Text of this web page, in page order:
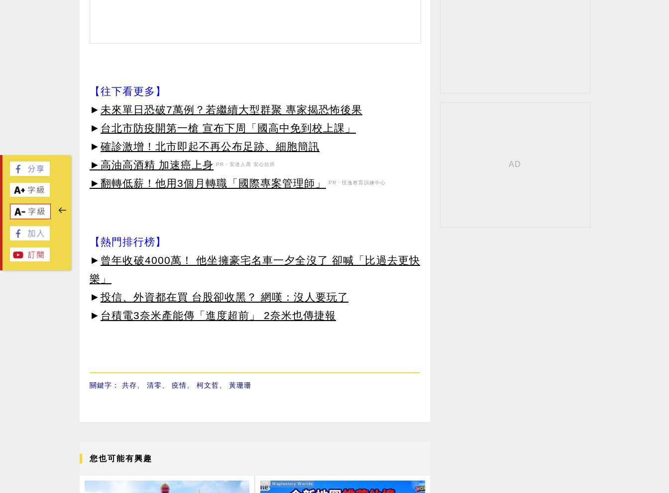
【往下看更多】
► 未來單日恐破7萬例？若繼續大型群聚 專家揭恐怖後果
► 台北市防疫開第一槍 宣布下周「國高中免到校上課」
► 確診激增！北市即起不再公布足跡、細胞簡訊
►高油高酒精 加速癌上身
PR・安達人壽 安心抗癌
►翻轉低薪！他用3個月轉職「國際專案管理師」 PR・恆逸教育訓練中心
【熱門排行榜】
► 曾年收破4000萬！ 他坐擁豪宅名車一夕全沒了 卻喊「比過去更快
樂」
► 投信、外資都在買 台股卻收黑？ 網嘆：沒人要玩了
► 台積電3奈米產能傳「進度超前」 2奈米也傳捷報
關鍵字： 共存 清零 疫情 柯文哲 黃珊珊
您也可能有興趣
PR
PR・Maplestory Worlds